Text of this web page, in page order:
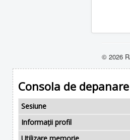
© 2026
Consola de
Sesiune
Informații profil